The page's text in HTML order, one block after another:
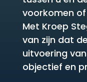
voorkomen
Met Kroep
van zijn dat
uitvoering
objectief en